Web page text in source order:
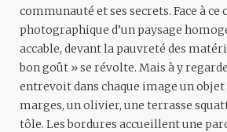
communauté et ses secrets. Face à ce
photographique d’un paysage
accable, devant la pauvreté des
bon goût » se révolte. Mais à y
entrevoit dans chaque image un
marges, un olivier, une terrasse
tôle. Les bordures accueillent une